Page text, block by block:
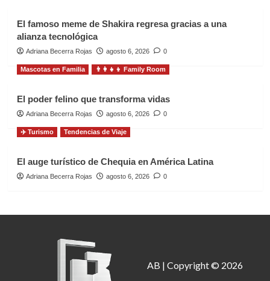
El famoso meme de Shakira regresa gracias a una
alianza tecnológica
Adriana Becerra Rojas agosto 6, 2026 0
Mascotas en Familia 👨‍👩‍👧‍👦 Family Room
El poder felino que transforma vidas
Adriana Becerra Rojas agosto 6, 2026 0
✈️ Turismo Tendencias de Viaje
El auge turístico de Chequia en América Latina
Adriana Becerra Rojas agosto 6, 2026 0
AB | Copyright © 2026